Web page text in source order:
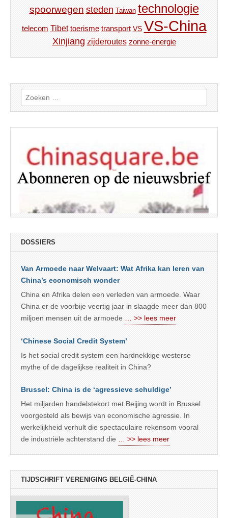
spoorwegen steden Taiwan technologie
telecom Tibet toerisme transport VS VS-China
Xinjiang zijderoutes zonne-energie
Zoeken
naar:
DOSSIERS
Van Armoede naar Welvaart: Wat Afrika kan leren van
China’s economisch wonder
China en Afrika delen een verleden van armoede. Waar
China er de voorbije veertig jaar in slaagde meer dan 800
miljoen mensen uit de armoede
… >> lees meer
‘Chinese Social Credit System’
Is het social credit system een hardnekkige westerse
mythe of de dagelijkse realiteit in China?
Brussel: China is de ‘agressieve schuldige’
Het miljarden handelstekort met Beijing wordt in Brussel
voorgesteld als bewijs van economische agressie. In
werkelijkheid verhult die spectaculaire rekensom vooral
de industriële achterstand die
… >> lees meer
TIJDSCHRIFT VERENIGING BELGIË-CHINA